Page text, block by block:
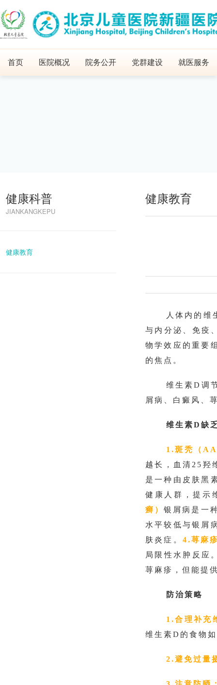
首页 医院概况 院务公开 党群建设 就医服务
健康科普
JIANKANGKEPU
健康教育
健康教育
人体内的维
与内分泌、免疫
物学效应的重要
的焦点。
维生素D调
屑病、白癜风、
维生素D缺
1.斑秃（
越长，血清 25羟
是一种由皮肤黑
健康人群，提示
癣）银屑病是一
水平较低与银屑
肤炎症。 4.荨麻
局限性水肿反应
荨麻疹，但能提
防治策略
1.合理补充
维生素D的食物
2.避免过量